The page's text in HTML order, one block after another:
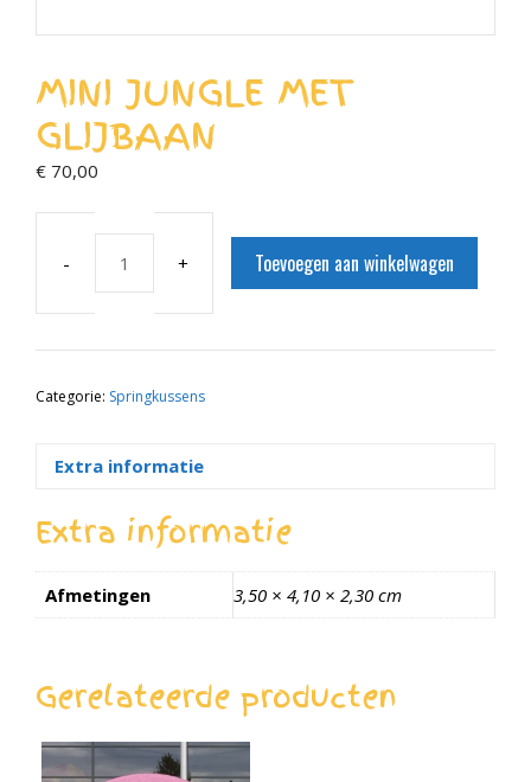
MINI JUNGLE MET
GLIJBAAN
€ 70,00
glijbaan
Toevoegen aan winkelwagen
Categorie: Springkussens
Extra informatie
Extra informatie
Afmetingen 3,50 × 4,10 × 2,30 cm
Gerelateerde producten